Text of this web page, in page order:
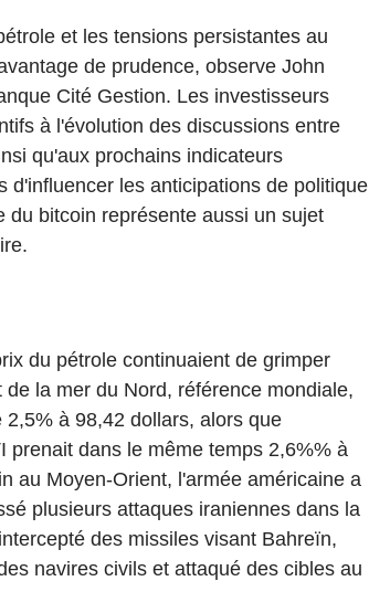
et les tensions persistantes au
de prudence, observe John
Cité Gestion. Les investisseurs
à l'évolution des discussions entre
qu'aux prochains indicateurs
d'influencer les anticipations de politique
du bitcoin représente aussi un sujet
du pétrole continuaient de grimper
la mer du Nord, référence mondiale,
à 98,42 dollars, alors que
prenait dans le même temps 2,6%% à
au Moyen-Orient, l'armée américaine a
plusieurs attaques iraniennes dans la
des missiles visant Bahreïn,
navires civils et attaqué des cibles au